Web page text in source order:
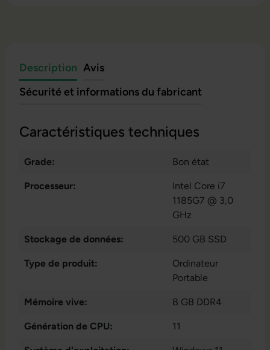
Description Avis
Sécurité et informations du fabricant
Caractéristiques techniques
Grade: Bon état
Processeur:
Intel Core i7
1185G7 @ 3,0
GHz
Stockage de données: 500 GB SSD
Type de produit:
Ordinateur
Portable
Mémoire vive: 8 GB DDR4
Génération de CPU: 11